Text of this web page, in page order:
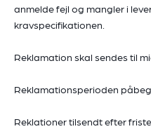
anmelde fejl og mangler i
kravspecifikationen.
Reklamation skal sendes til
Reklamationsperioden
Reklationer tilsendt efter